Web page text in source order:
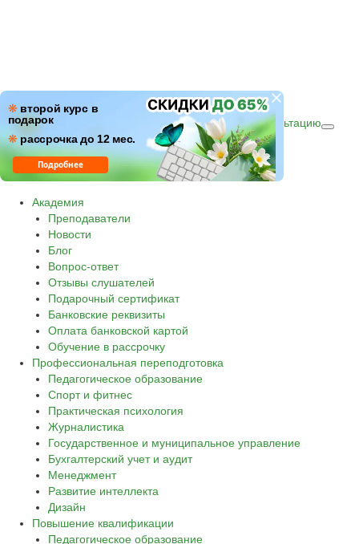
❋ второй курс в
подарок
❋ рассрочка до 12 мес.
Подробнее 8 800 500-30-45
ПН–ПТ: c 09:00 до 18:00
СБ–ВС: с 10:00 до 16:00 по (МСК)
Звонок по России бесплатный.
Получить консультацию
Академия
Преподаватели
Новости
Блог
Вопрос-ответ
Отзывы слушателей
Подарочный сертификат
Банковские реквизиты
Оплата банковской картой
Обучение в рассрочку
Профессиональная переподготовка
Педагогическое образование
Спорт и фитнес
Практическая психология
Журналистика
Государственное и муниципальное управление
Бухгалтерский учет и аудит
Менеджмент
Развитие интеллекта
Дизайн
Повышение квалификации
Педагогическое образование